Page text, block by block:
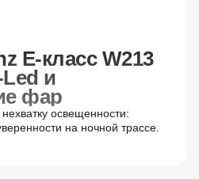
E-класс W213
и
фар
освещенности:
на ночной трассе.